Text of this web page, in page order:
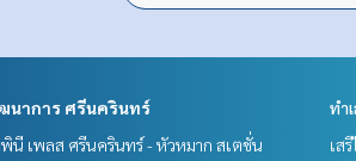
นาการ ศรีนครินทร์
นี เพลส ศรีนครินทร์ - หัวหมาก สเตชั่น
ทำ
เส